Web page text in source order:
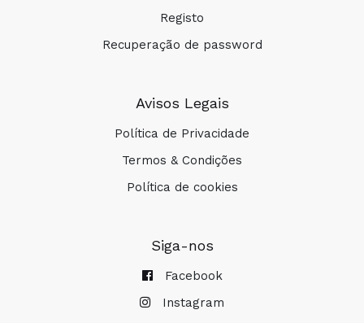
Registo
Recuperação de password
Avisos Legais
Política de Privacidade
Termos & Condições
Política de cookies
Siga-nos
Facebook
Instagram